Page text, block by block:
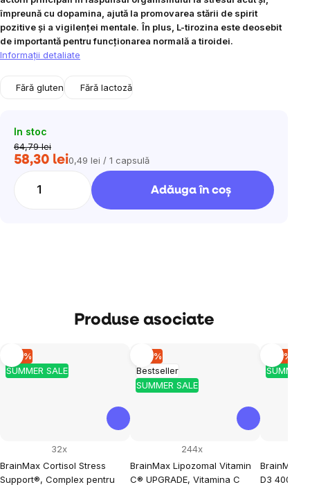
împreună cu dopamina, ajută la promovarea stării de spirit
pozitive și a vigilenței mentale. În plus, L-tirozina este deosebit
de importantă pentru funcționarea normală a tiroidei.
Informaţii detaliate
Fără gluten Fără lactoză
In stoc
64,79 lei
58,30 leiEvaluare
0,49 lei / 1 capsulă
Adăuga în coş
Produse asociate
SUMMER SALE
–10 %
BrainMax Cortisol Stress
Support®, Complex pentru
32x
Bestseller
SUMMER SALE
–10 %
BrainMax Lipozomal Vitamin
C® UPGRADE, Vitamina C
244x
SUMMER
–10 %
BrainMax
D3 4000